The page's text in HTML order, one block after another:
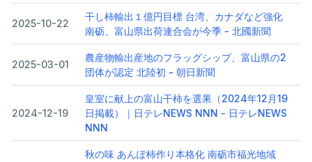
2025-10-22
干し柿輸出１億円目標 台湾、カナダなど強化
南砺、富山県出荷連合会が今季 - 北國新聞
2025-03-01
農産物輸出産地のフラッグシップ、富山県の2
団体が認定 北陸初 - 朝日新聞
2024-12-19
皇室に献上の富山干柿を選果（2024年12月19
日掲載）｜日テレNEWS NNN - 日テレNEWS
NNN
秋の味 あんぽ柿作り本格化 南砺市福光地域